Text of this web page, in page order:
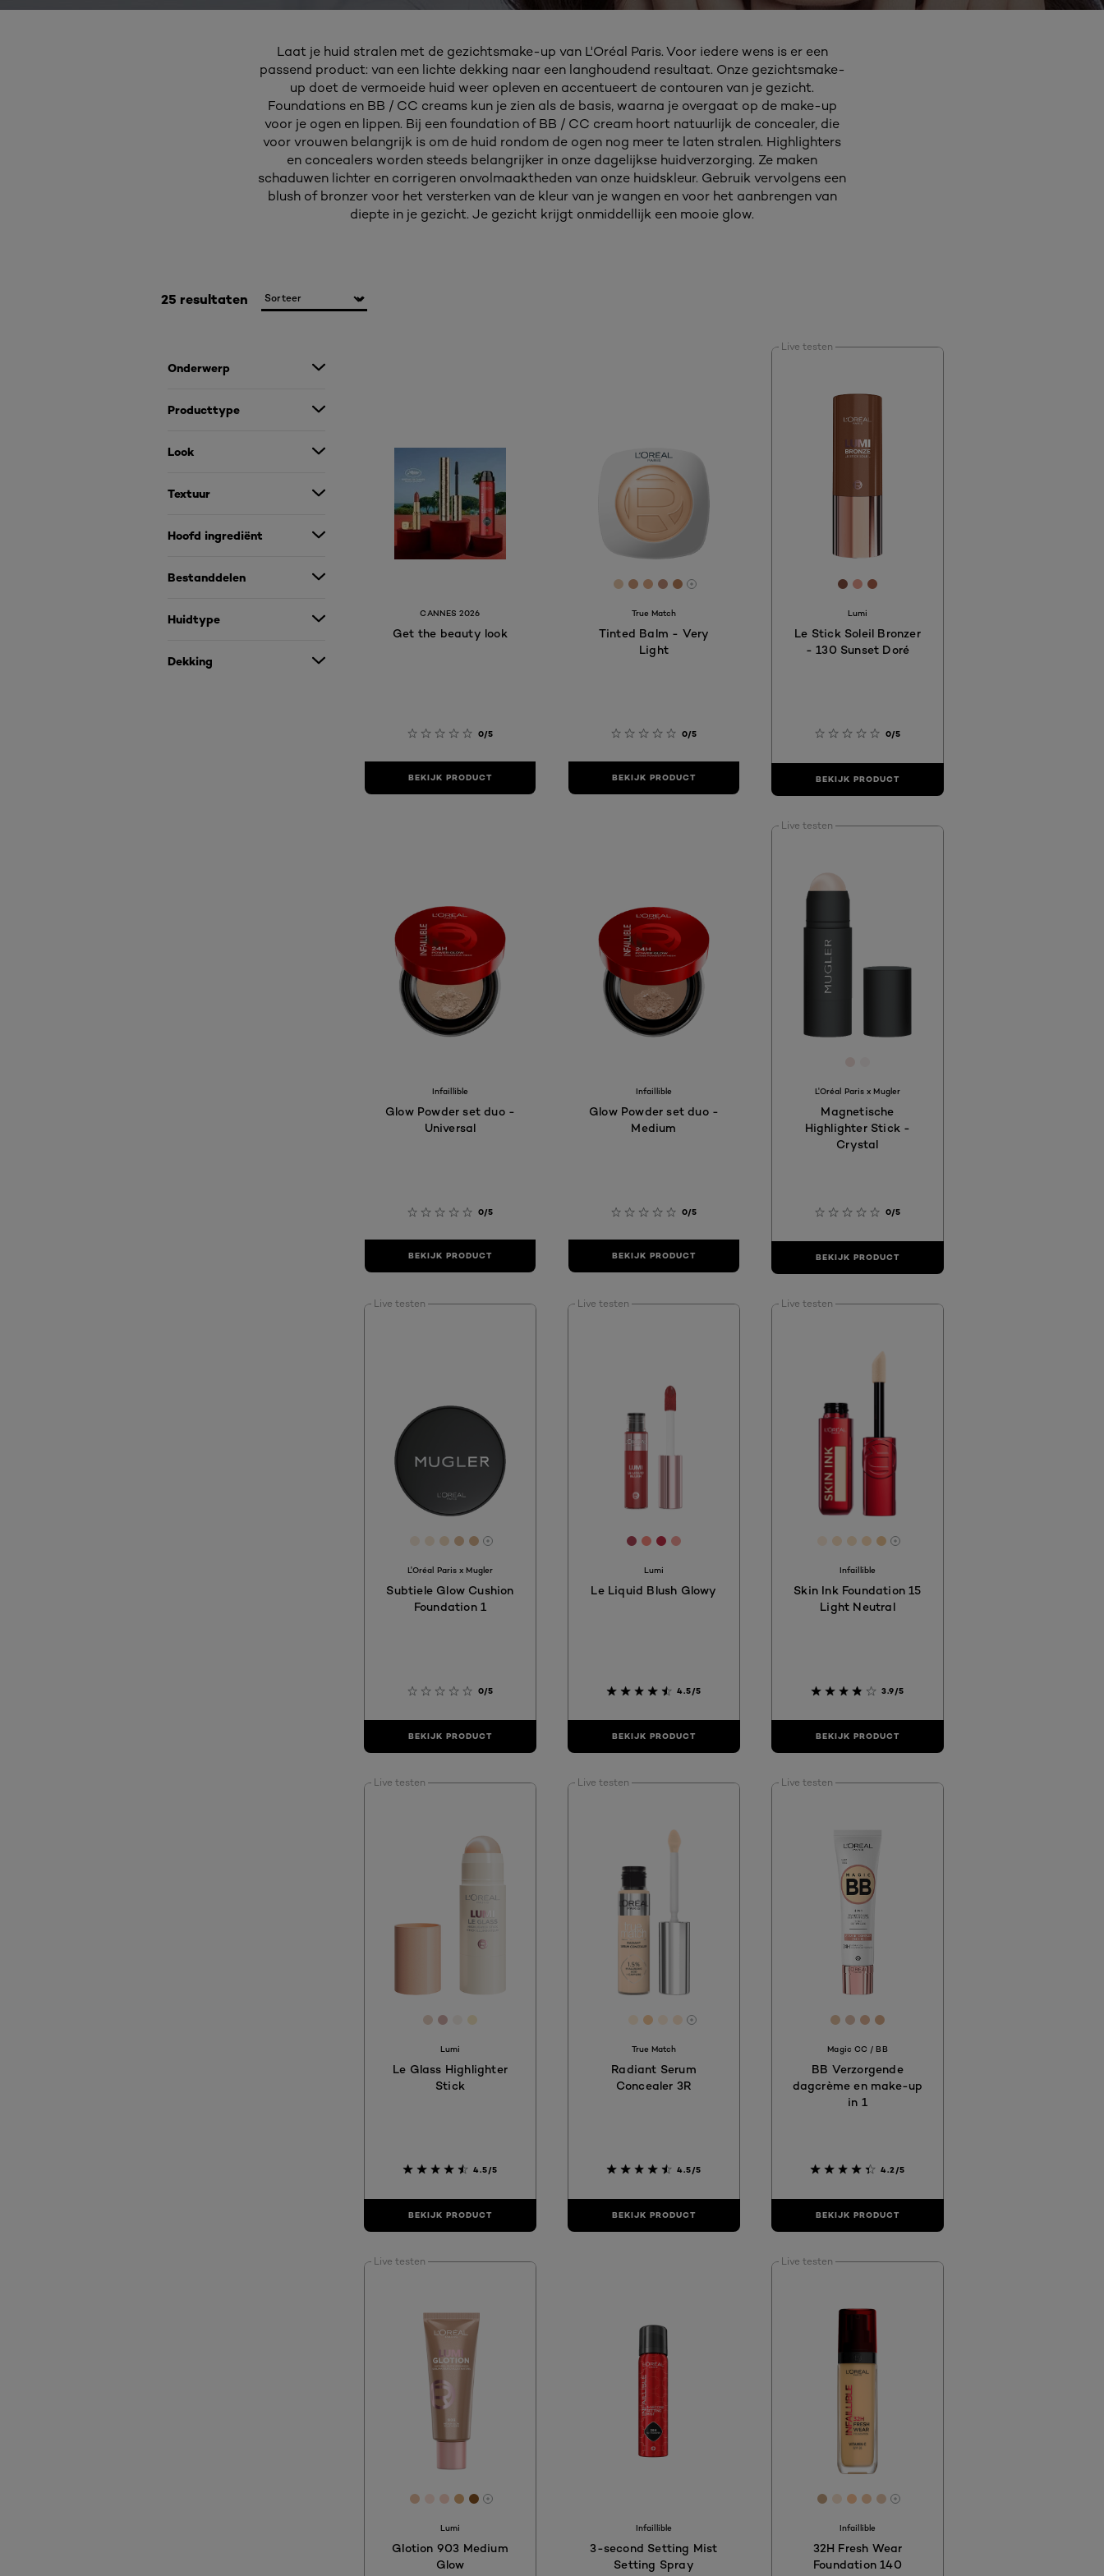
Laat je huid stralen met de gezichtsmake-up van L'Oréal Paris. Voor iedere wens is er een
passend product: van een lichte dekking naar een langhoudend resultaat. Onze gezichtsmake-
up doet de vermoeide huid weer opleven en accentueert de contouren van je gezicht.
Foundations en BB / CC creams kun je zien als de basis, waarna je overgaat op de make-up
voor je ogen en lippen. Bij een foundation of BB / CC cream hoort natuurlijk de concealer, die
voor vrouwen belangrijk is om de huid rondom de ogen nog meer te laten stralen. Highlighters
en concealers worden steeds belangrijker in onze dagelijkse huidverzorging. Ze maken
schaduwen lichter en corrigeren onvolmaaktheden van onze huidskleur. Gebruik vervolgens een
blush of bronzer voor het versterken van de kleur van je wangen en voor het aanbrengen van
diepte in je gezicht. Je gezicht krijgt onmiddellijk een mooie glow.
25 resultaten
Onderwerp
Producttype
Look
Textuur
Hoofd ingrediënt
Bestanddelen
Huidtype
Dekking
CANNES 2026
Get the beauty look
0/5
BEKIJK PRODUCT
[Color]: #EACAAC
[Color]: #CF9B78
[Color]: #E0AB87
[Color]: #C2907A
[Color]: #BD845C
More shades are available
True Match
Tinted Balm - Very
Light
0/5
BEKIJK PRODUCT
Live testen
[Color]: #875041
[Color]: #E99F90
[Color]: #AE634C
Lumi
Le Stick Soleil Bronzer
- 130 Sunset Doré
0/5
BEKIJK PRODUCT
Infaillible
Glow Powder set duo -
Universal
0/5
BEKIJK PRODUCT
Infaillible
Glow Powder set duo -
Medium
0/5
BEKIJK PRODUCT
Live testen
L'Oréal Paris x Mugler
Magnetische
Highlighter Stick -
Crystal
0/5
BEKIJK PRODUCT
Live testen
[Color]: #F8E9D9
[Color]: #F6E6D2
[Color]: #F2DBC0
[Color]: #E0BE9C
[Color]: #DCB690
More shades are available
L'Oréal Paris x Mugler
Subtiele Glow Cushion
Foundation 1
0/5
BEKIJK PRODUCT
Live testen
[Color]: #B04658
[Color]: #FD8B7F
[Color]: #C23048
[Color]: #F7A29B
Lumi
Le Liquid Blush Glowy
4.5/5
BEKIJK PRODUCT
Live testen
[Color]: #fdecda
[Color]: #fbe1c3
[Color]: #f9e1c2
[Color]: #fcdbb7
[Color]: #efc898
More shades are available
Infaillible
Skin Ink Foundation 15
Light Neutral
3.9/5
BEKIJK PRODUCT
Live testen
[Color]: #E7D2C3
[Color]: #D4AFAC
[Color]: #F6F0EA
[Color]: #F7EAC5
Lumi
Le Glass Highlighter
Stick
4.5/5
BEKIJK PRODUCT
Live testen
[Color]: FFDCC1
[Color]: #FFEDD5
[Color]: #F8CB9E
[Color]: #FFEDD9
[Color]: #FEE6CE
More shades are available
True Match
Radiant Serum
Concealer 3R
4.5/5
BEKIJK PRODUCT
Live testen
[Color]: #e3c1a1
[Color]: #debfad
[Color]: #e2b69a
[Color]: #dcb08e
Magic CC / BB
BB Verzorgende
dagcrème en make-up
in 1
4.2/5
BEKIJK PRODUCT
Live testen
[Color]: #EBC2A3
[Color]: #FBE0D5
[Color]: #F9D2C3
[Color]: #DCAB76
[Color]: #8A5523
More shades are available
Lumi
Glotion 903 Medium
Glow
Infaillible
3-second Setting Mist
Setting Spray
Live testen
[Color]: #C7A583
[Color]: #F7E2CD
[Color]: #FCC498
[Color]: #f1c5a1
[Color]: #E8C7AE
More shades are available
Infaillible
32H Fresh Wear
Foundation 140